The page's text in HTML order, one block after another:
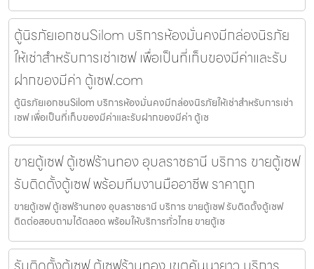
ตู้นิรภัยเอกชนSilom บริการห้องมั่นคงมีกล่องนิรภัย
ให้เช่าสำหรับการเช่าเซฟ เพื่อเป็นที่เก็บของมีค่าและรับ
ฝากของมีค่า ตู้เซฟ.com
ตู้นิรภัยเอกชนSilom บริการห้องมั่นคงมีกล่องนิรภัยให้เช่าสำหรับการเช่า
เซฟ เพื่อเป็นที่เก็บของมีค่าและรับฝากของมีค่า ตู้เซ
ขายตู้เซฟ ตู้เซฟร้านทอง อุบลราชธานี บริการ ขายตู้เซฟ
รับติดตั้งตู้เซฟ พร้อมทีมงานมืออาชีพ ราคาถูก
ขายตู้เซฟ ตู้เซฟร้านทอง อุบลราชธานี บริการ ขายตู้เซฟ รับติดตั้งตู้เซฟ
ติดต่อสอบถามได้ตลอด พร้อมให้บริการทั่วไทย ขายตู้เซ